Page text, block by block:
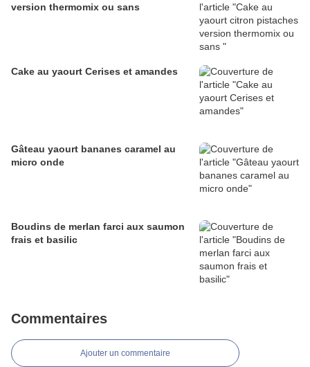
version thermomix ou sans
Cake au yaourt Cerises et amandes
Gâteau yaourt bananes caramel au
micro onde
Boudins de merlan farci aux saumon
frais et basilic
Commentaires
Ajouter un commentaire